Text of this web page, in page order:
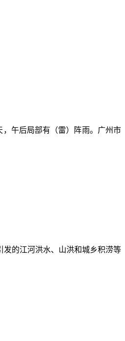
午后局部有（雷）阵雨。广州市
的江河洪水、山洪和城乡积涝等